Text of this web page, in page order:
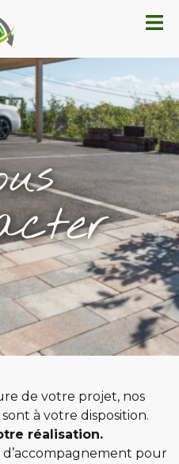
de votre projet, nos
à votre disposition.
réalisation.
pour